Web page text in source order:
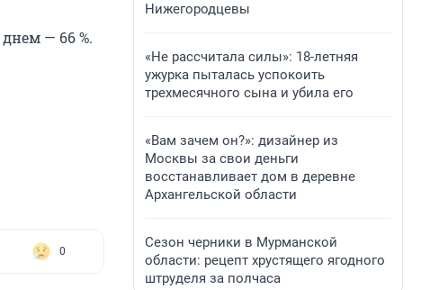
днем — 66 %.
0
Нижегородцевы
«Не рассчитала силы»: 18-летняя
ужурка пыталась успокоить
трехмесячного сына и убила его
«Вам зачем он?»: дизайнер из
Москвы за свои деньги
восстанавливает дом в деревне
Архангельской области
Сезон черники в Мурманской
области: рецепт хрустящего ягодного
штруделя за полчаса